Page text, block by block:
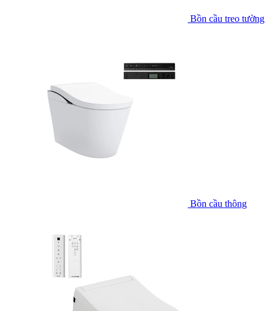
Bồn cầu treo tường
Bồn cầu thông